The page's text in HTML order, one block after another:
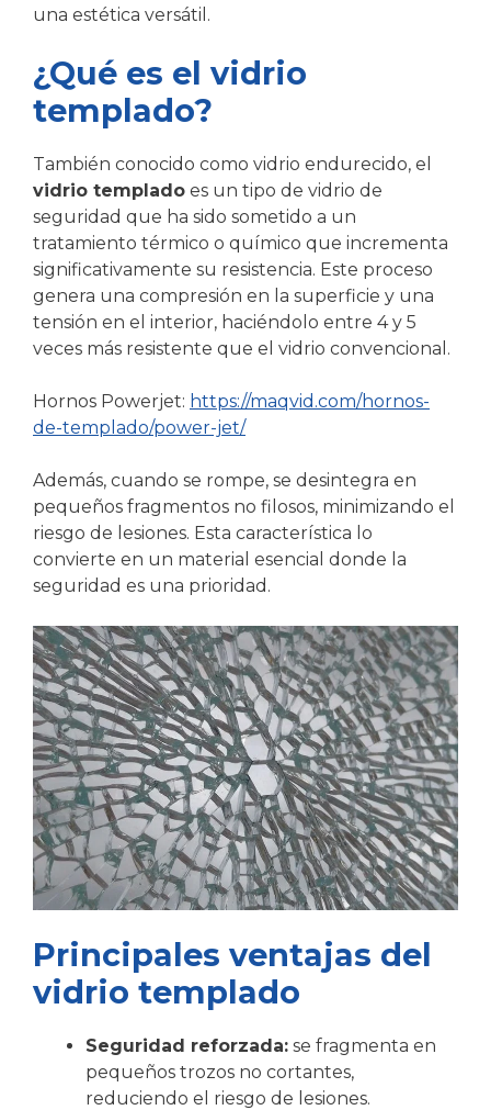
una estética versátil.
¿Qué es el vidrio
templado?
También conocido como vidrio endurecido, el
vidrio templado es un tipo de vidrio de
seguridad que ha sido sometido a un
tratamiento térmico o químico que incrementa
significativamente su resistencia. Este proceso
genera una compresión en la superficie y una
tensión en el interior, haciéndolo entre 4 y 5
veces más resistente que el vidrio convencional.
Hornos Powerjet: https://maqvid.com/hornos-
de-templado/power-jet/
Además, cuando se rompe, se desintegra en
pequeños fragmentos no filosos, minimizando el
riesgo de lesiones. Esta característica lo
convierte en un material esencial donde la
seguridad es una prioridad.
Principales ventajas del
vidrio templado
Seguridad reforzada: se fragmenta en
pequeños trozos no cortantes,
reduciendo el riesgo de lesiones.